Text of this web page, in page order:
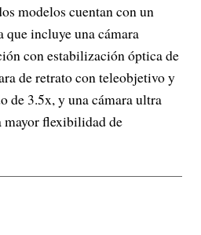
modelos cuentan con un
que incluye una cámara
con estabilización óptica de
de retrato con teleobjetivo y
de 3.5x, y una cámara ultra
mayor flexibilidad de